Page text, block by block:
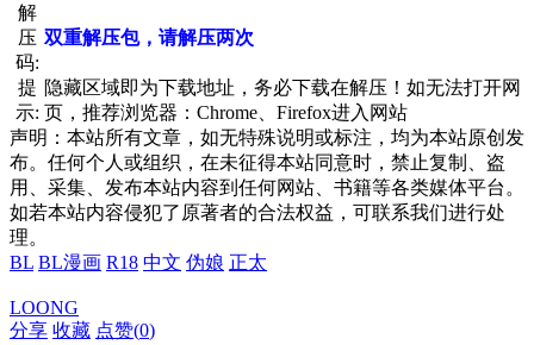
解
压
码:
双重解压包，请解压两次
提
示:
隐藏区域即为下载地址，务必下载在解压！如无法打开网
页，推荐浏览器：Chrome、Firefox进入网站
声明：本站所有文章，如无特殊说明或标注，均为本站原创发
布。任何个人或组织，在未征得本站同意时，禁止复制、盗
用、采集、发布本站内容到任何网站、书籍等各类媒体平台。
如若本站内容侵犯了原著者的合法权益，可联系我们进行处
理。
BL BL漫画 R18 中文 伪娘 正太
LOONG
分享 收藏 点赞(0)